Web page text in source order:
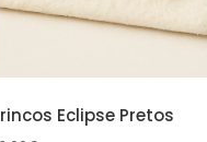
Eclipse Pretos